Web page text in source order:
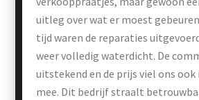
uitleg over wat er moest
tijd waren de reparaties
weer volledig waterdicht. De
uitstekend en de prijs viel ons ook
mee. Dit bedrijf straalt